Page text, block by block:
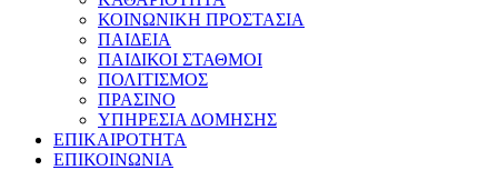
ΚΟΙΝΩΝΙΚΗ ΠΡΟΣΤΑΣΙΑ
ΠΑΙΔΕΙΑ
ΠΑΙΔΙΚΟΙ ΣΤΑΘΜΟΙ
ΠΟΛΙΤΙΣΜΟΣ
ΠΡΑΣΙΝΟ
ΥΠΗΡΕΣΙΑ ΔΟΜΗΣΗΣ
ΕΠΙΚΑΙΡΟΤΗΤΑ
ΕΠΙΚΟΙΝΩΝΙΑ